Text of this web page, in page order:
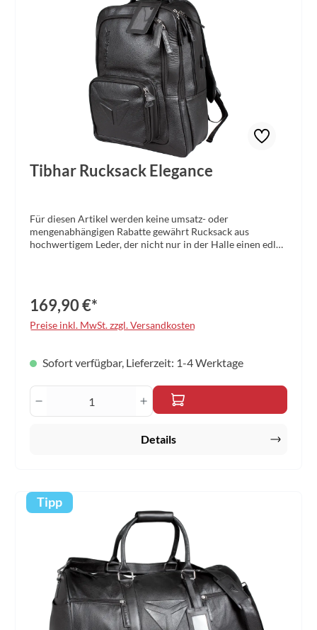
Tibhar Rucksack Elegance
Für diesen Artikel werden keine umsatz- oder
mengenabhängigen Rabatte gewährt Rucksack aus
hochwertigem Leder, der nicht nur in der Halle einen edlen
einen optimalen Luftaustausch Gepolsterte und
längenverstellbare Schulterriemen mit zusätzlichem
Steckverschluss kleines Geheimfach auf der Rückseite
169,90 €*
Preise inkl. MwSt. zzgl. Versandkosten
Sofort verfügbar, Lieferzeit: 1-4 Werktage
Produkt Anzahl: Gib den gewünschten
Details
Tipp